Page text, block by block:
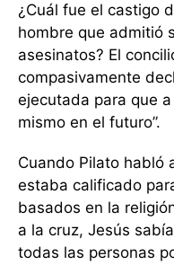
¿Cuál fue el castigo
hombre que admitió
asesinatos? El
compasivamente
ejecutada para que
mismo en el futuro”.
Cuando Pilato habló
estaba calificado
basados en la
a la cruz, Jesús
todas las personas